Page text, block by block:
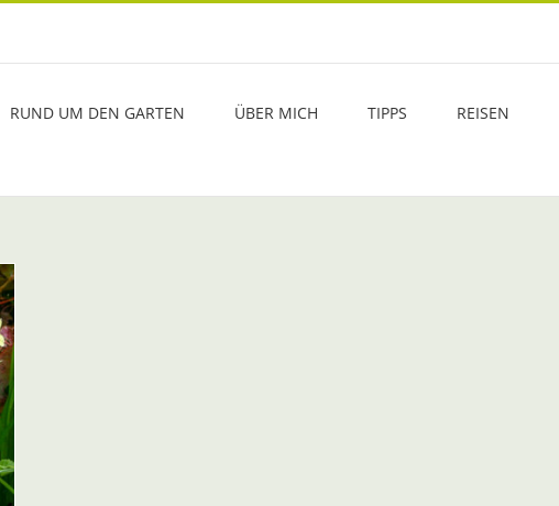
RUND UM DEN GARTEN ÜBER MICH TIPPS REISEN